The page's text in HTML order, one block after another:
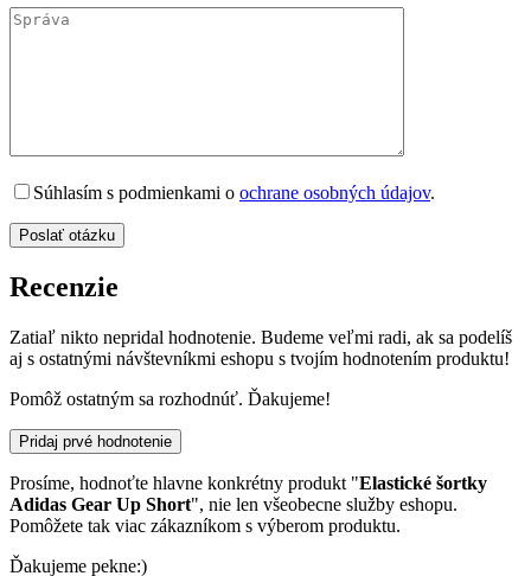
Súhlasím s podmienkami o ochrane osobných údajov.
Recenzie
Zatiaľ nikto nepridal hodnotenie. Budeme veľmi radi, ak sa podelíš
aj s ostatnými návštevníkmi eshopu s tvojím hodnotením produktu!
Pomôž ostatným sa rozhodnúť. Ďakujeme!
Pridaj prvé hodnotenie
Prosíme, hodnoťte hlavne konkrétny produkt "Elastické šortky
Adidas Gear Up Short", nie len všeobecne služby eshopu.
Pomôžete tak viac zákazníkom s výberom produktu.
Ďakujeme pekne:)